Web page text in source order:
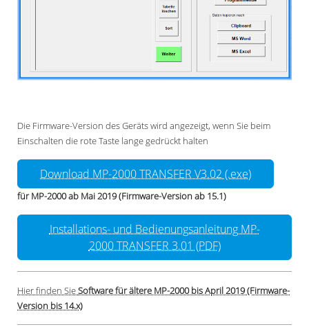
Die Firmware-Version des Geräts wird angezeigt, wenn Sie beim
Einschalten die rote Taste lange gedrückt halten
Download MP-2000 TRANSFER V3.02 (.exe)
für MP-2000 ab Mai 2019 (Firmware-Version ab 15.1)
Installations- und Bedienungsanleitung MP-
2000 TRANSFER 3.01 (PDF)
Hier finden SieSoftware für ältere MP-2000 bis April 2019 (Firmware-
Version bis 14.x)